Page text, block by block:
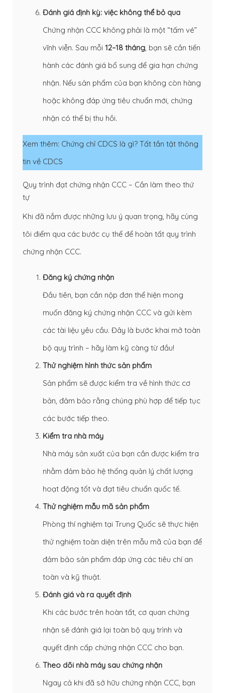
Đánh giá định kỳ: việc không thể bỏ qua
Chứng nhận CCC không phải là một “tấm vé”
vĩnh viễn. Sau mỗi 12–18 tháng, bạn sẽ cần tiến
hành các đánh giá bổ sung để gia hạn chứng
nhận. Nếu sản phẩm của bạn không còn hàng
hoặc không đáp ứng tiêu chuẩn mới, chứng
nhận có thể bị thu hồi.
Xem thêm: Chứng chỉ CDCS là gì? Tất tần tật thông
tin về CDCS
Quy trình đạt chứng nhận CCC – Cần làm theo thứ
tự
Khi đã nắm được những lưu ý quan trọng, hãy cùng
tôi điểm qua các bước cụ thể để hoàn tất quy trình
chứng nhận CCC.
Đăng ký chứng nhận
Đầu tiên, bạn cần nộp đơn thể hiện mong
muốn đăng ký chứng nhận CCC và gửi kèm
các tài liệu yêu cầu. Đây là bước khai mở toàn
bộ quy trình – hãy làm kỹ càng từ đầu!
Thử nghiệm hình thức sản phẩm
Sản phẩm sẽ được kiểm tra về hình thức cơ
bản, đảm bảo rằng chúng phù hợp để tiếp tục
các bước tiếp theo.
Kiểm tra nhà máy
Nhà máy sản xuất của bạn cần được kiểm tra
nhằm đảm bảo hệ thống quản lý chất lượng
hoạt động tốt và đạt tiêu chuẩn quốc tế.
Thử nghiệm mẫu mã sản phẩm
Phòng thí nghiệm tại Trung Quốc sẽ thực hiện
thử nghiệm toàn diện trên mẫu mã của bạn để
đảm bảo sản phẩm đáp ứng các tiêu chí an
toàn và kỹ thuật.
Đánh giá và ra quyết định
Khi các bước trên hoàn tất, cơ quan chứng
nhận sẽ đánh giá lại toàn bộ quy trình và
quyết định cấp chứng nhận CCC cho bạn.
Theo dõi nhà máy sau chứng nhận
Ngay cả khi đã sở hữu chứng nhận CCC, bạn